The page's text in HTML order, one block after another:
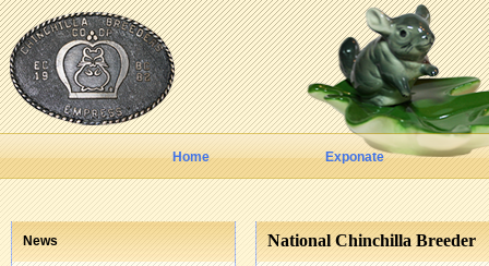
Home Exponate
News National Chinchilla Breeder